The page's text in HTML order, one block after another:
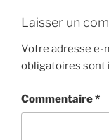
Laisser un
Votre adresse e-
obligatoires sont
Commentaire*